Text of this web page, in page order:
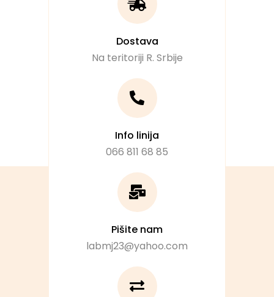
Dostava
Na teritoriji R. Srbije
Info linija
066 811 68 85
Pišite nam
labmj23@yahoo.com